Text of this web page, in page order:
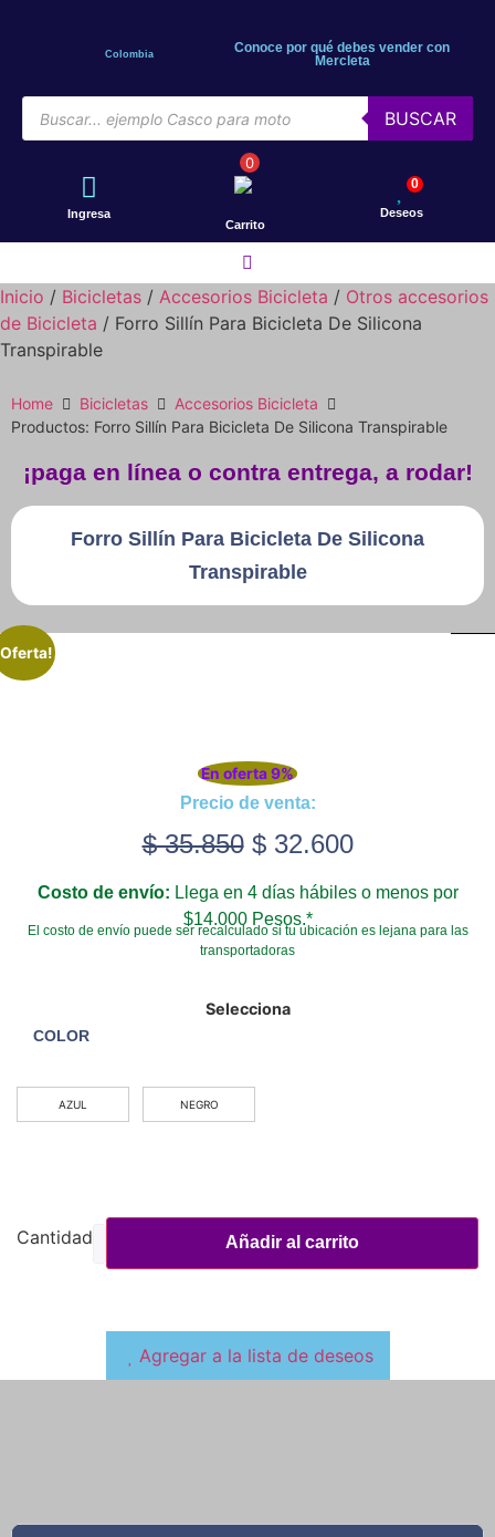
Colombia
Conoce por qué debes vender con
Mercleta
BUSCAR
Ingresa
0
Carrito
Deseos
0
Motos
Patines
Inicio / Bicicletas / Accesorios Bicicleta / Otros accesorios
de Bicicleta / Forro Sillín Para Bicicleta De Silicona
Transpirable
Home Bicicletas
Accesorios Bicicleta
Productos: Forro Sillín Para Bicicleta De Silicona Transpirable
¡paga en línea o contra entrega, a rodar!
Forro Sillín Para Bicicleta De Silicona
Transpirable
En oferta 9%
Precio de venta:
$35.850 $32.600
Costo de envío: Llega en 4 días hábiles o menos por
$14.000 Pesos.*
El costo de envío puede ser recalculado si tu ubicación es lejana para las
transportadoras
COLOR
AZUL NEGRO
Añadir al carrito
Agregar a la lista de deseos